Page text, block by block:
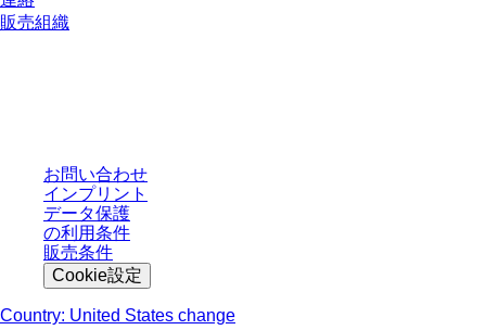
販売組織
お問い合わせ
インプリント
データ保護
の利用条件
販売条件
Cookie設定
Country: United States change